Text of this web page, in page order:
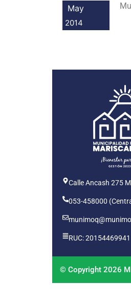
May
2014
Calle Ancash 275
053-458000
RUC: 20154469941
© Copyright 2026